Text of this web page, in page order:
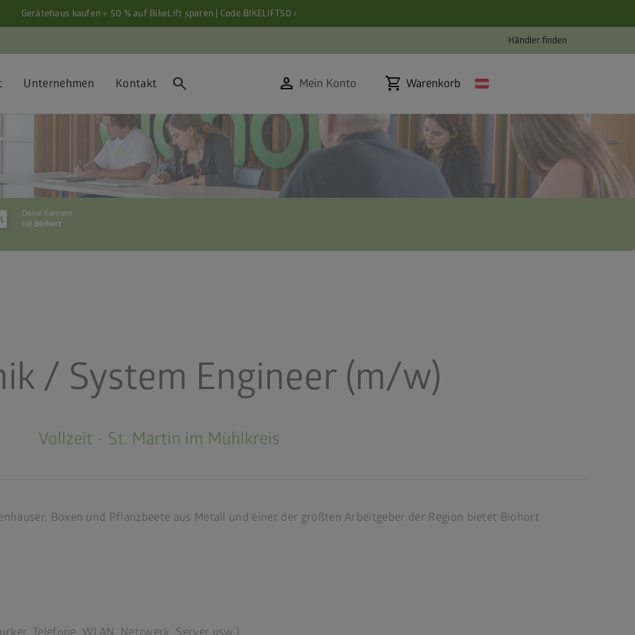
Gerätehaus kaufen = 50 % auf BikeLift sparen | Code BIKELIFT50 ›
Händler finden
Unternehmen Kontakt search person Mein Konto shopping_cart Warenkorb
/ System Engineer (m/w)
Vollzeit - St. Martin im Mühlkreis
Boxen und Pflanzbeete aus Metall und einer der größten Arbeitgeber der Region bietet Biohort